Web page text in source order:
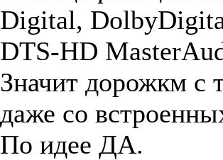
Digital,
DTS-HD
Значит дорожкм с
даже со
По идее ДА.